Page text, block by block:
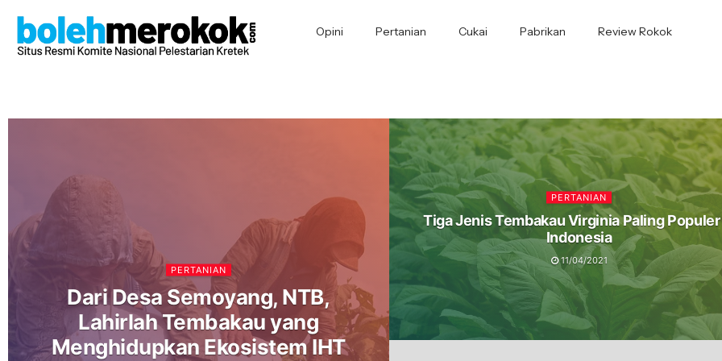
Opini Pertanian Cukai Pabrikan Review Rokok
PERTANIAN
Dari Desa Semoyang, NTB,
Lahirlah Tembakau yang
Menghidupkan Ekosistem IHT
PERTANIAN
Tiga Jenis Tembakau Virginia Paling
Indonesia
11/04/2021